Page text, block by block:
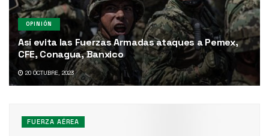
OPINIÓN
Así evita las Fuerzas Armadas ataques a Pemex,
CFE, Conagua, Banxico
20 OCTUBRE, 2023
FUERZA AÉREA